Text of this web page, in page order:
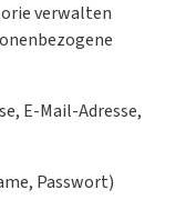
verwalten
E-Mail-Adresse,
Passwort)